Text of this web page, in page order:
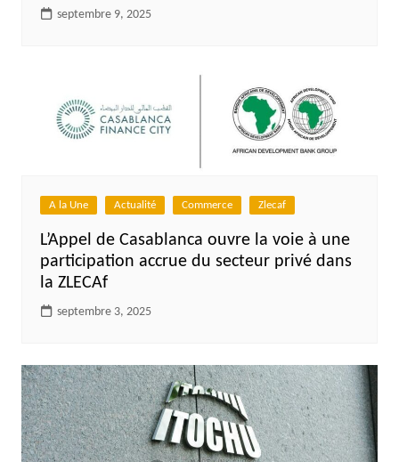
septembre 9, 2025
A la Une Actualité Commerce Zlecaf
L’Appel de Casablanca ouvre la voie à une
participation accrue du secteur privé dans
la ZLECAf
septembre 3, 2025